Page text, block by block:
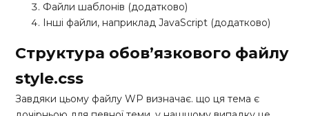
Файли шаблонів (додатково)
Інші файли, наприклад JavaScript (додатково)
Структура обов’язкового файлу
style.css
Завдяки цьому файлу WP визначає. що ця тема є